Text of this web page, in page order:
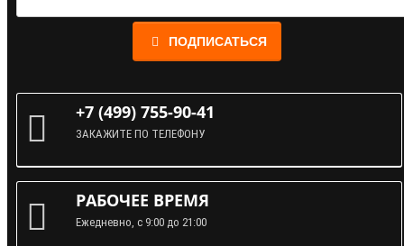
ПОДПИСАТЬСЯ
+7 (499) 755-90-41
ЗАКАЖИТЕ ПО ТЕЛЕФОНУ
РАБОЧЕЕ ВРЕМЯ
Ежедневно, с 9:00 до 21:00